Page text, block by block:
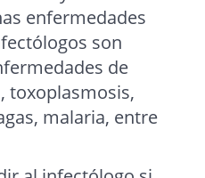
enfermedades
son
de
toxoplasmosis,
malaria, entre